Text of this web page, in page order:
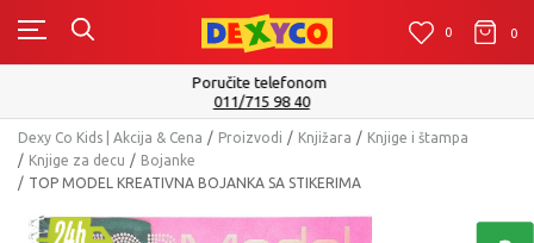
0 0 0
Isporuku možete očekivati u roku od 2 do 4 radna dana!
Pogledaj više
Dexy Co Kids | Akcija & Cena Proizvodi Knjižara
Knjige i štampa
Knjige za decu
Bojanke
TOP MODEL KREATIVNA BOJANKA SA STIKERIMA